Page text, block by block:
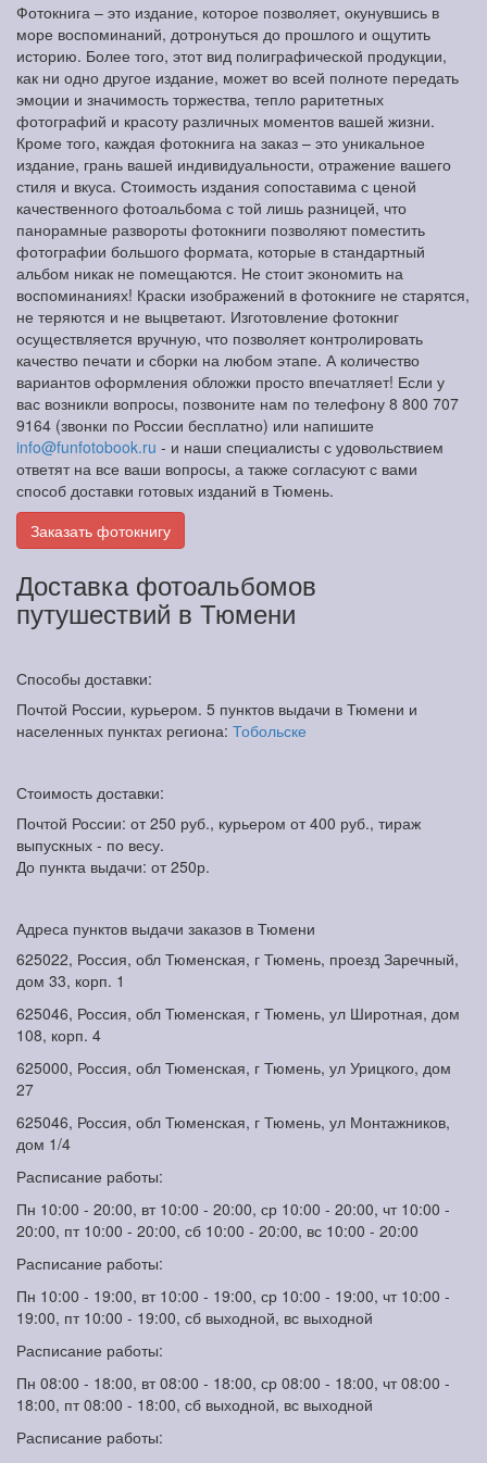
Фотокнига – это издание, которое позволяет, окунувшись в
море воспоминаний, дотронуться до прошлого и ощутить
историю. Более того, этот вид полиграфической продукции,
как ни одно другое издание, может во всей полноте передать
эмоции и значимость торжества, тепло раритетных
фотографий и красоту различных моментов вашей жизни.
Кроме того, каждая фотокнига на заказ – это уникальное
издание, грань вашей индивидуальности, отражение вашего
стиля и вкуса. Стоимость издания сопоставима с ценой
качественного фотоальбома с той лишь разницей, что
панорамные развороты фотокниги позволяют поместить
фотографии большого формата, которые в стандартный
альбом никак не помещаются. Не стоит экономить на
воспоминаниях! Краски изображений в фотокниге не старятся,
не теряются и не выцветают. Изготовление фотокниг
осуществляется вручную, что позволяет контролировать
качество печати и сборки на любом этапе. А количество
вариантов оформления обложки просто впечатляет! Если у
вас возникли вопросы, позвоните нам по телефону 8 800 707
9164 (звонки по России бесплатно) или напишите
info@funfotobook.ru - и наши специалисты с удовольствием
ответят на все ваши вопросы, а также согласуют с вами
способ доставки готовых изданий в Тюмень.
Заказать фотокнигу
Доставка фотоальбомов
путушествий в Тюмени
Способы доставки:
Почтой России, курьером. 5 пунктов выдачи в Тюмени и
населенных пунктах региона: Тобольске
Стоимость доставки:
Почтой России: от 250 руб., курьером от 400 руб., тираж
выпускных - по весу.
До пункта выдачи: от 250р.
Адреса пунктов выдачи заказов в Тюмени
625022, Россия, обл Тюменская, г Тюмень, проезд Заречный,
дом 33, корп. 1
625046, Россия, обл Тюменская, г Тюмень, ул Широтная, дом
108, корп. 4
625000, Россия, обл Тюменская, г Тюмень, ул Урицкого, дом
27
625046, Россия, обл Тюменская, г Тюмень, ул Монтажников,
дом 1/4
Расписание работы:
Пн 10:00 - 20:00, вт 10:00 - 20:00, ср 10:00 - 20:00, чт 10:00 -
20:00, пт 10:00 - 20:00, сб 10:00 - 20:00, вс 10:00 - 20:00
Расписание работы:
Пн 10:00 - 19:00, вт 10:00 - 19:00, ср 10:00 - 19:00, чт 10:00 -
19:00, пт 10:00 - 19:00, сб выходной, вс выходной
Расписание работы:
Пн 08:00 - 18:00, вт 08:00 - 18:00, ср 08:00 - 18:00, чт 08:00 -
18:00, пт 08:00 - 18:00, сб выходной, вс выходной
Расписание работы: